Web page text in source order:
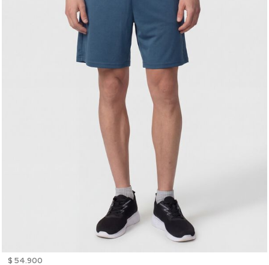
$ 54.900